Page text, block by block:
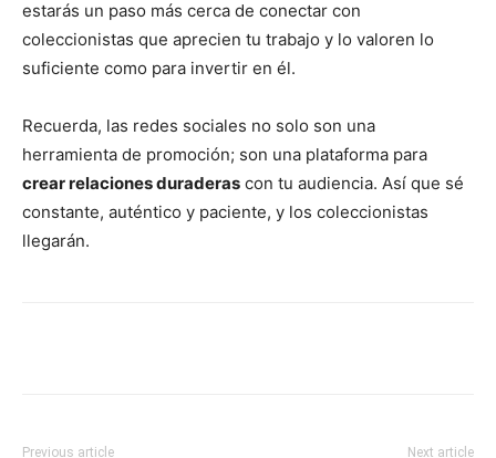
estarás un paso más cerca de conectar con
coleccionistas que aprecien tu trabajo y lo valoren lo
suficiente como para invertir en él.
Recuerda, las redes sociales no solo son una
herramienta de promoción; son una plataforma para
crear relaciones duraderas con tu audiencia. Así que sé
constante, auténtico y paciente, y los coleccionistas
llegarán.
Previous article Next article